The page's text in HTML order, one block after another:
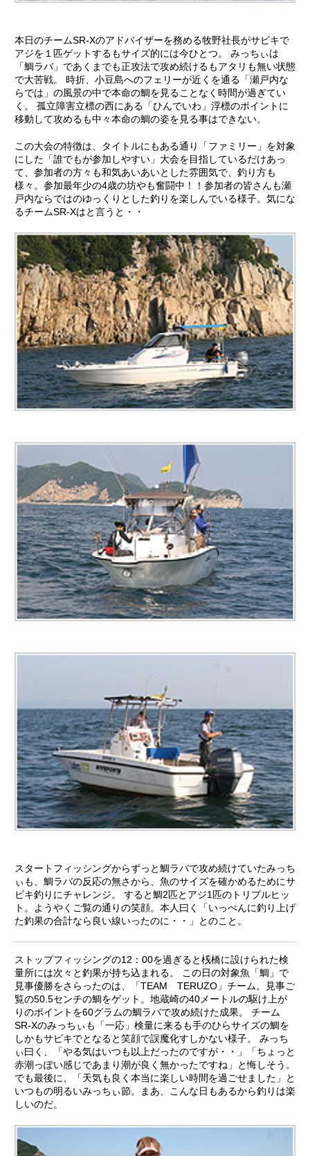
本日のチームSR-Xのアドバイザーを務める牧野社長がサビキで
アジを１匹ゲットするもサイズ的には今ひとつ。 みっちぃは
「鯛ラバ」であくまでも正攻法で攻め続けるもアタリも無い状態
で大苦戦。 時折、小豆島へのフェリーが近くを通る「瀬戸内な
らでは」の風景の中で本命の鯛を見ることなく時間が過ぎてい
く。 孤立障害立標の西にある「ひんでいわ」浮標のポイントに
移動して攻めるも中々本命の鯛の姿を見る事はできない。
この大会の特徴は、タイトルにもある通り「ファミリー」を対象
にした「誰でもが参加しやすい」大会を目指しているだけあっ
て、参加者の方々も和気あいあいとした雰囲気で、釣り方も
様々。参加最年少の4歳の坊やも奮闘中！！参加者の皆さんも瀬
戸内ならではのゆっくりとした釣りを楽しんでいる様子。気にな
るチームSR-Xはと言うと・・
スタートフィッシングからずっと鯛ラバで攻め続けていたみっち
ぃも、鯛ラバの反応の無さから、魚のサイズを確かめるためにサ
ビキ釣りにチャレンジ。 すると鯛2匹とアジ1匹のトリプルヒッ
ト。ようやくご覧の通りの笑顔。本人曰く「いっぺんに釣り上げ
た釣果の合計なら良い線いったのに・・」とのこと。
ストップフィッシングの12：00を過ぎると桟橋に設けられた検
量所には次々と釣果が持ち込まれる。 この日の対象魚「鯛」で
見事優勝をさらったのは、「TEAM TERUZO」チーム。見事ご
覧の50.5センチの鯛をゲット。地蔵崎の40メートルの駆け上が
りのポイントを60グラムの鯛ラバで攻め続けた成果。 チーム
SR-Xのみっちぃも「一応」検量に来るも手のひらサイズの鯛を
しかもサビキでとなると笑顔で誤魔化すしかない様子。 みっち
ぃ曰く、「やる気はいつも以上だったのですが・・」「ちょっと
赤潮っぽい感じであまり潮が良く無かったですね」と悔しそう。
でも最後に、「天気も良く本当に楽しい時間を過ごせました」と
いつもの明るいみっちぃ節。まあ、こんな日もあるから釣りは楽
しいのだ。